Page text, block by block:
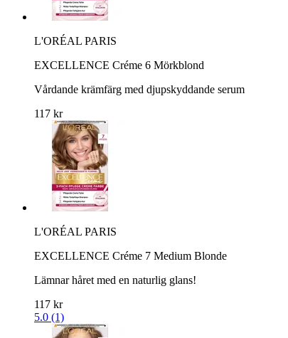
L'ORÉAL PARIS
EXCELLENCE Créme 6 Mörkblond
Vårdande krämfärg med djupskyddande serum
117 kr
L'ORÉAL PARIS
EXCELLENCE Créme 7 Medium Blonde
Lämnar håret med en naturlig glans!
117 kr
5.0 (1)